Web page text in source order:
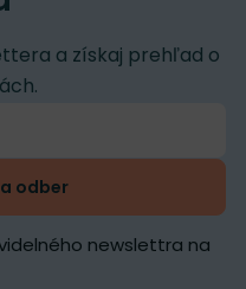
a získaj prehľad o
odber
newslettra na